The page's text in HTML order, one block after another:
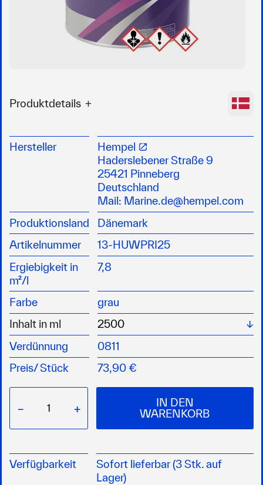
Produktdetails
ausgezeichneter Wasserbeständigkeit
der Primer enthält Aluminiumflakes
speziell als Grundierung im Unterwasserbereich
für alle Bootsbauuntergründe inklusive des
als Haftvermittler und Sperrgrund bei einem
Antifoulingauftrag oder -wechsel
ACHTUNG: H226, H317, H336, H373, H412
Hersteller
Hempel
Haderslebener Straße 9
25421 Pinneberg
Deutschland
Mail: Marine.de@hempel.com
Produktionsland
Dänemark
Artikelnummer
13-HUWPRI25
Ergiebigkeit in
m²/l
7,8
Farbe
grau
Inhalt in ml
Verdünnung
0811
Preis/Stück 73,90 €
− +
IN DEN
WARENKORB
Verfügbarkeit
Sofort lieferbar (3 Stk. auf
Lager)